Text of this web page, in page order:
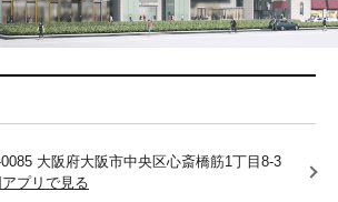
大阪府大阪市中央区心斎橋筋1丁目8-3
プリで見る